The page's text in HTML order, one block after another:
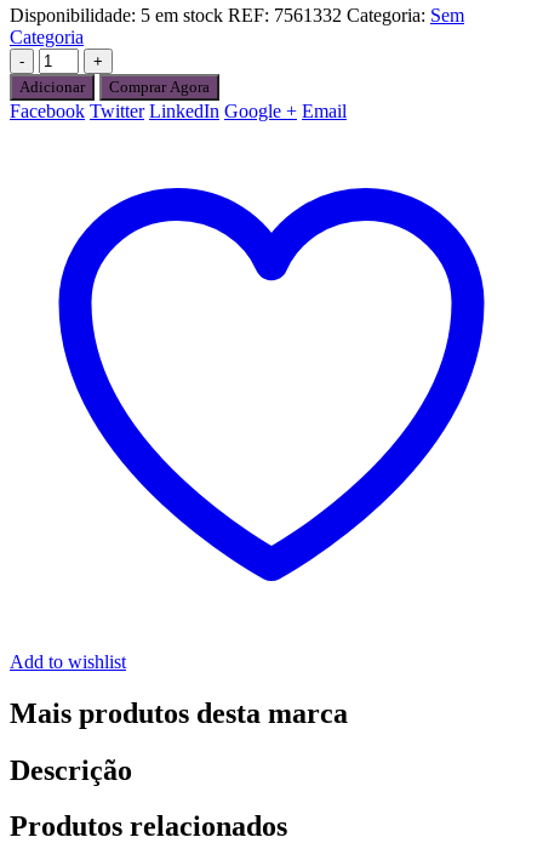
Disponibilidade: 5 em stock REF: 7561332 Categoria: Sem
Categoria
-
+
Adicionar
Comprar Agora
Facebook Twitter LinkedIn Google + Email
Add to wishlist
Mais produtos desta marca
Descrição
Produtos relacionados